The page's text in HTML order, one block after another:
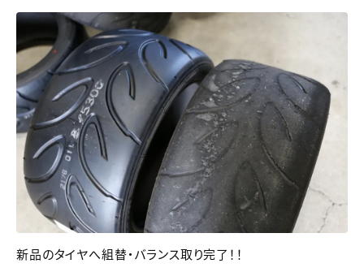
新品のタイヤへ組替・バランス取り完了！！